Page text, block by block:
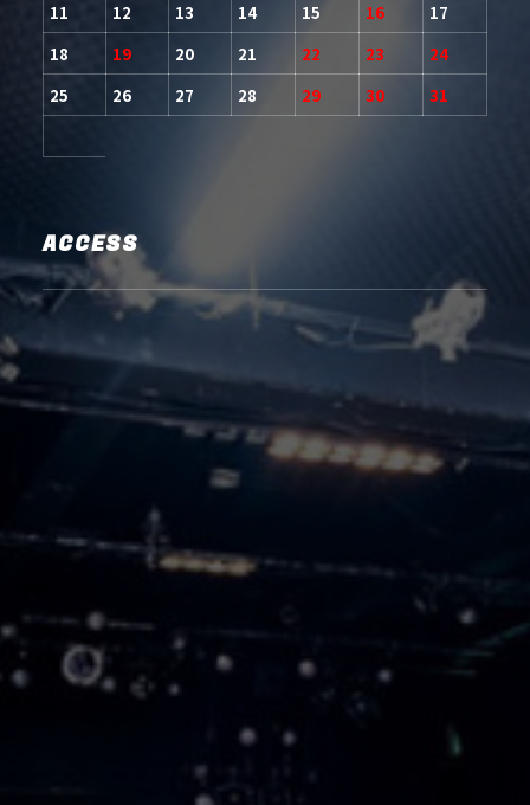
11
12 13 14 15 16
17
18
19 20 21 22 23
24
25
26 27 28 29 30 31
ACCESS